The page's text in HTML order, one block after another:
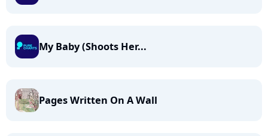
My Baby (Shoots Her...
Pages Written On A Wall